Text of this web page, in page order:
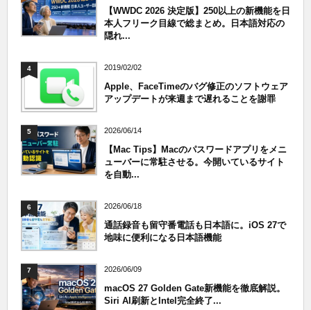
【WWDC 2026 決定版】250以上の新機能を日
本人フリーク目線で総まとめ。日本語対応の
隠れ...
4 2019/02/02
Apple、FaceTimeのバグ修正のソフトウェア
アップデートが来週まで遅れることを謝罪
5 2026/06/14
【Mac Tips】Macのパスワードアプリをメニ
ューバーに常駐させる。今開いているサイト
を自動...
6 2026/06/18
通話録音も留守番電話も日本語に。iOS 27で
地味に便利になる日本語機能
7 2026/06/09
macOS 27 Golden Gate新機能を徹底解説。
Siri AI刷新とIntel完全終了...